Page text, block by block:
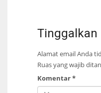
Tinggalkan
Alamat email Anda
Ruas yang wajib
Komentar*